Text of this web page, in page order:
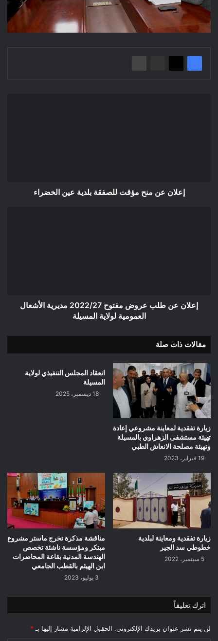
إعلان عن منح مؤقت للصفقة بلدية عين الخضراء
لولاية
إعلان عن طلب عروض مفتوح 2022/27 مديرية الأشعال
العمومية لولاية المسيلة
مقالات ذات صلة
زيارة تفقدية لمعاينة مشروعي إعادة
تهيئة مستشفى الزهراوي بالمسيلة
وتهيئة مصلحة الانعاش الطبي
19 فبراير، 2023
انعقاد المجلس التنفيذي لولاية
المسيلة
18 ديسمبر، 2025
زيارة تفقدية ومعاينة لبلدية
خطوطي سد الجير
5 سبتمبر، 2022
مناقشة مذكرة تخرج ماستر مشروع
مبتكر ومؤسسة ناشئة تخصص
الهندسة المدنية بقاعة المحاضرات
ابن الهيثم بالقطب الجامعي
3 يوليو، 2023
اترك تعليقاً
لن يتم نشر عنوان بريدك الإلكتروني. الحقول الإلزامية مشار إليها بـ *